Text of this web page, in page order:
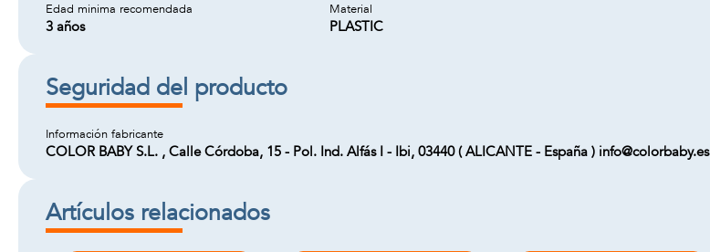
Edad minima recomendada
3 años
Material
PLASTIC
Seguridad del producto
Información fabricante
COLOR BABY S.L. , Calle Córdoba, 15 - Pol. Ind. Alfás I - Ibi, 03440 ( ALICANTE - España ) info@colorbaby.es
Artículos relacionados